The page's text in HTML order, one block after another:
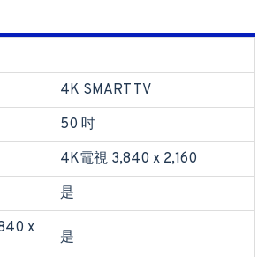
4K SMART TV
50 吋
4K電視 3,840 x 2,160
是
x
是